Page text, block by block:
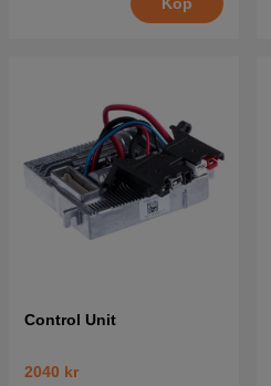
Köp
Control Unit
2040 kr